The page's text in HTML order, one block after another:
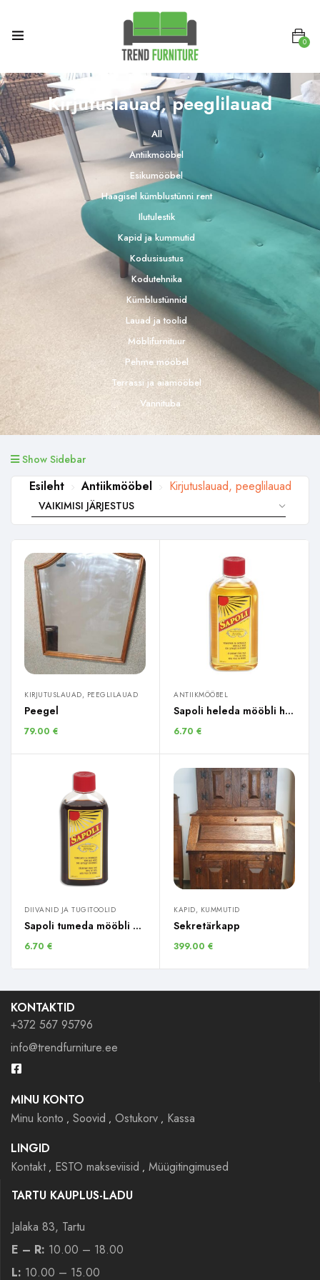
0
Kirjutuslauad, peeglilauad
All
Antiikmööbel
Esikumööbel
Haagisel kümblustünni rent
Ilutulestik
Kapid ja kummutid
Kodusisustus
Kodutehnika
Kümblustünnid
Lauad ja toolid
Möblifurnituur
Pehme mööbel
Terrassi ja aiamööbel
Vannituba
Show Sidebar
Esileht Antiikmööbel Kirjutuslauad, peeglilauad
KIRJUTUSLAUAD, PEEGLILAUAD
Peegel
79.00 €
ANTIIKMÖÖBEL
Sapoli heleda mööbli hooldusvahend / 250ml
6.70 €
DIIVANID JA TUGITOOLID
Sapoli tumeda mööbli hooldusvahend 250 ml
6.70 €
KAPID, KUMMUTID
Sekretärkapp
399.00 €
KONTAKTID
+372 567 95796
info@trendfurniture.ee
MINU KONTO
Minu konto
Soovid Ostukorv
Kassa
LINGID
Kontakt
ESTO makseviisid
Müügitingimused
TARTU KAUPLUS-LADU
Jalaka 83, Tartu
E – R: 10.00 – 18.00
L: 10.00 – 15.00